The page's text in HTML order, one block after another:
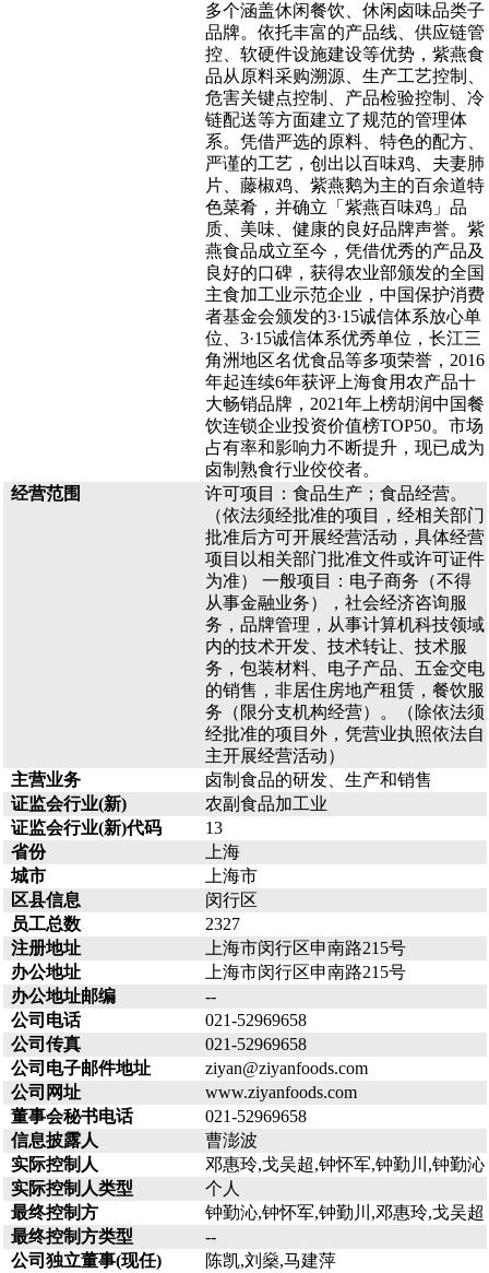
多个涵盖休闲餐饮、休闲卤味品类子
品牌。依托丰富的产品线、供应链管
控、软硬件设施建设等优势，紫燕食
品从原料采购溯源、生产工艺控制、
危害关键点控制、产品检验控制、冷
链配送等方面建立了规范的管理体
系。凭借严选的原料、特色的配方、
严谨的工艺，创出以百味鸡、夫妻肺
片、藤椒鸡、紫燕鹅为主的百余道特
色菜肴，并确立「紫燕百味鸡」品
质、美味、健康的良好品牌声誉。紫
燕食品成立至今，凭借优秀的产品及
良好的口碑，获得农业部颁发的全国
主食加工业示范企业，中国保护消费
者基金会颁发的3·15诚信体系放心单
位、3·15诚信体系优秀单位，长江三
角洲地区名优食品等多项荣誉，2016
年起连续6年获评上海食用农产品十
大畅销品牌，2021年上榜胡润中国餐
饮连锁企业投资价值榜TOP50。市场
占有率和影响力不断提升，现已成为
卤制熟食行业佼佼者。
经营范围
许可项目：食品生产；食品经营。
（依法须经批准的项目，经相关部门
批准后方可开展经营活动，具体经营
项目以相关部门批准文件或许可证件
为准） 一般项目：电子商务（不得
从事金融业务），社会经济咨询服
务，品牌管理，从事计算机科技领域
内的技术开发、技术转让、技术服
务，包装材料、电子产品、五金交电
的销售，非居住房地产租赁，餐饮服
务（限分支机构经营）。（除依法须
经批准的项目外，凭营业执照依法自
主开展经营活动）
主营业务
卤制食品的研发、生产和销售
证监会行业(新)
农副食品加工业
证监会行业(新)代码
13
省份
上海
城市
上海市
区县信息
闵行区
员工总数
2327
注册地址
上海市闵行区申南路215号
办公地址
上海市闵行区申南路215号
办公地址邮编
--
公司电话
021-52969658
公司传真
021-52969658
公司电子邮件地址
ziyan@ziyanfoods.com
公司网址
www.ziyanfoods.com
董事会秘书电话
021-52969658
信息披露人
曹澎波
实际控制人
邓惠玲,戈吴超,钟怀军,钟勤川,钟勤沁
实际控制人类型
个人
最终控制方
钟勤沁,钟怀军,钟勤川,邓惠玲,戈吴超
最终控制方类型
--
公司独立董事(现任)
陈凯,刘燊,马建萍